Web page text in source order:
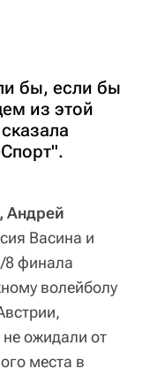
бы, если бы
из этой
Андрей
Васина и
8 финала
волейболу
ожидали от
места в